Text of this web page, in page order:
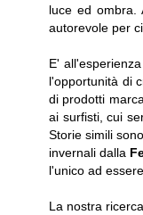
luce ed ombra.
autorevole per
E'
l'opportunità di
di prodotti
ai surfisti, cui
Storie simili
invernali dalla
l'unico ad
La nostra